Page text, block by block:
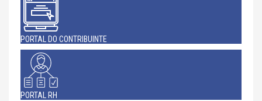
PORTAL DO CONTRIBUINTE
PORTAL RH